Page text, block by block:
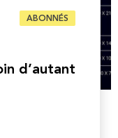
ABONNÉS
d’autant